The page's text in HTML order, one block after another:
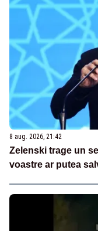
8 aug. 2026, 21:42
Zelenski trage un
voastre ar putea